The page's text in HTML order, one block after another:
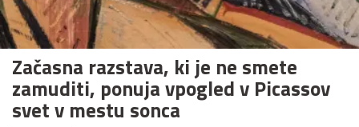
Začasna razstava, ki je ne smete
zamuditi, ponuja vpogled v Picassov
svet v mestu sonca